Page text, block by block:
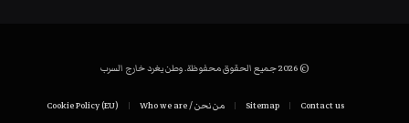
© 2026 جميع الحقوق محفوظة. وطن يغرد خارج السرب
Contact us
Sitemap من نحن / Who we are
Cookie Policy (EU)